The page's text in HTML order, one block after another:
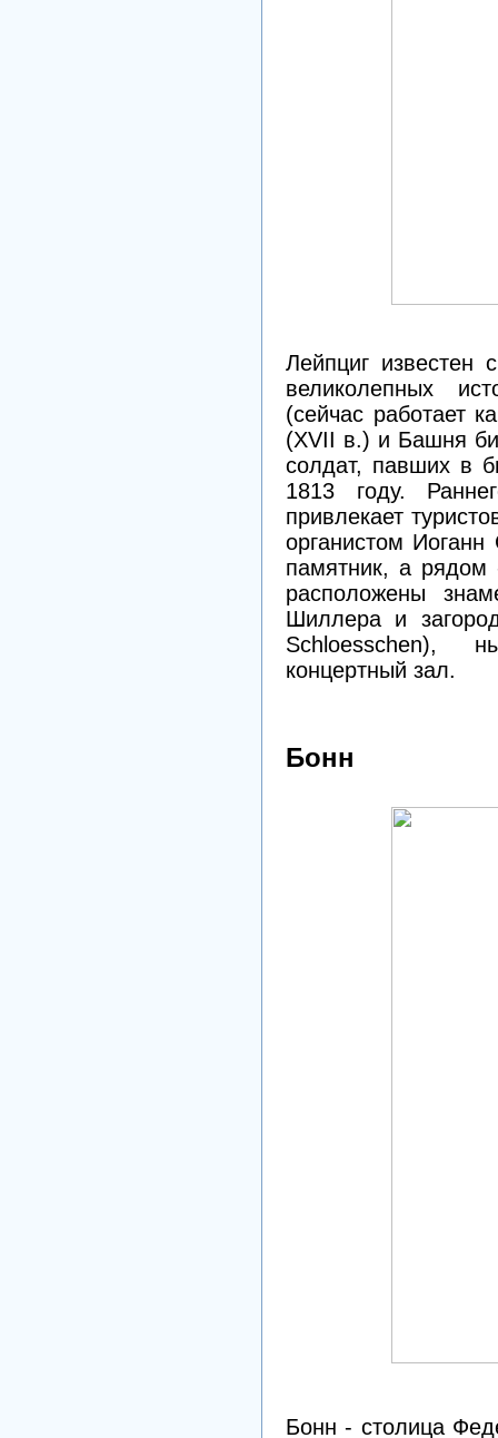
Лейпциг известен
великолепных
(сейчас работает
(XVII в.) и Башня
солдат, павших в
1813 году.
привлекает
органистом
памятник, а рядом
расположены
Шиллера и
Schloesschen),
концертный зал.
Бонн
Бонн - столица